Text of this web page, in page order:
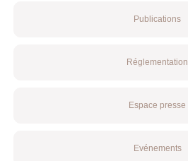
Publications
Réglementation
Espace presse
Evénements